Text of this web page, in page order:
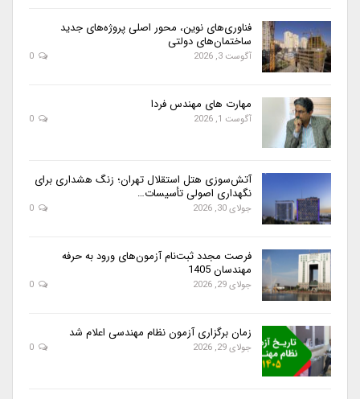
فناوری‌های نوین، محور اصلی پروژه‌های جدید
ساختمان‌های دولتی
آگوست 3, 2026
مهارت های مهندس فردا
آگوست 1, 2026
آتش‌سوزی هتل استقلال تهران؛ زنگ هشداری برای
نگهداری اصولی تأسیسات…
جولای 30, 2026
فرصت مجدد ثبت‌نام آزمون‌های ورود به حرفه
مهندسان 1405
جولای 29, 2026
زمان برگزاری آزمون نظام مهندسی اعلام شد
جولای 29, 2026